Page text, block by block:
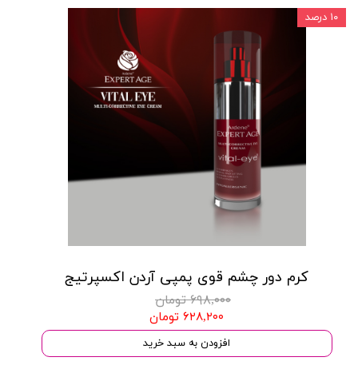
کرم دور چشم قوی پمپی آردن اکسپرتیج
۶۹۸,۰۰۰ تومان
۶۲۸,۲۰۰ تومان
افزودن به سبد خرید
۱۰ درصد